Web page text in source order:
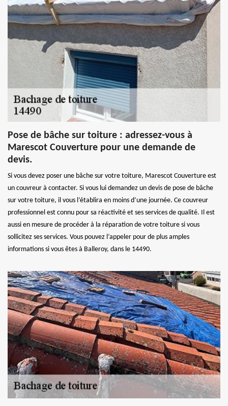
Pose de bâche sur toiture : adressez-vous à
Marescot Couverture pour une demande de
devis.
Si vous devez poser une bâche sur votre toiture, Marescot Couverture est
un couvreur à contacter. Si vous lui demandez un devis de pose de bâche
sur votre toiture, il vous l’établira en moins d’une journée. Ce couvreur
professionnel est connu pour sa réactivité et ses services de qualité. Il est
aussi en mesure de procéder à la réparation de votre toiture si vous
sollicitez ses services. Vous pouvez l’appeler pour de plus amples
informations si vous êtes à Balleroy, dans le 14490.